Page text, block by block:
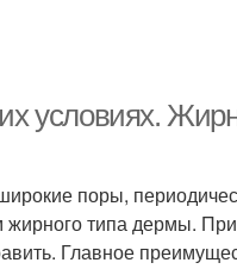
условиях.
поры,
жирного типа дермы.
Главное